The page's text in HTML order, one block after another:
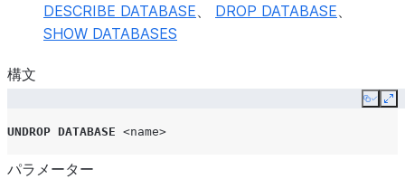
DESCRIBE DATABASE、 DROP DATABASE、
SHOW DATABASES
構文
Copy
UNDROP DATABASE <name>
パラメーター